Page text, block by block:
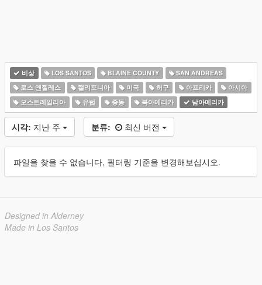
비상 LOS SANTOS BLAINE COUNTY
SAN ANDREAS
로스 앤젤레스
캘리포니아 미국 허구 아프리카
아시아
오스트레일리아
유럽 중동 북아메리카 남아메리카
시각: 지난 주 분류: 최신 버전
파일을 찾을 수 없습니다, 필터링 기준을 변경해보십시오.
Designed in Alderney
Made in Los Santos